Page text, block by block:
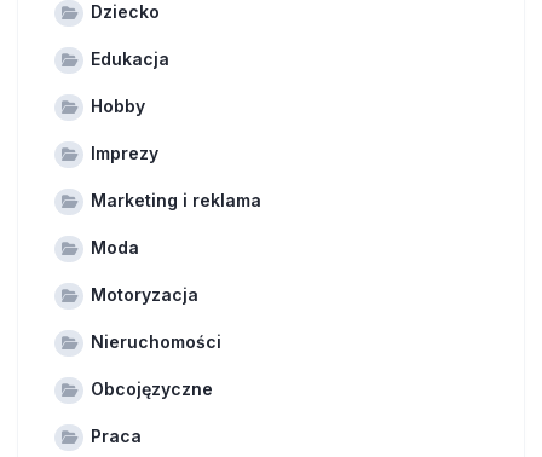
Dziecko
Edukacja
Hobby
Imprezy
Marketing i reklama
Moda
Motoryzacja
Nieruchomości
Obcojęzyczne
Praca